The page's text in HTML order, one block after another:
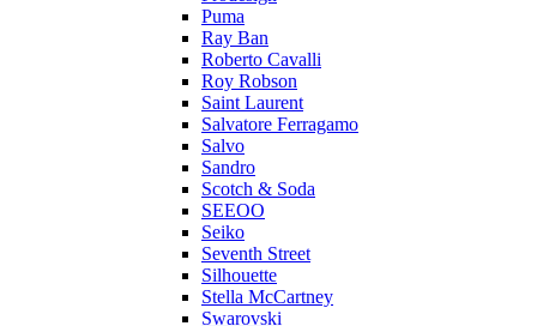
Puma
Ray Ban
Roberto Cavalli
Roy Robson
Saint Laurent
Salvatore Ferragamo
Salvo
Sandro
Scotch & Soda
SEEOO
Seiko
Seventh Street
Silhouette
Stella McCartney
Swarovski